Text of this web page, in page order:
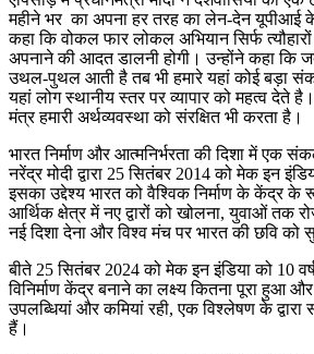
महीने भर का अपना हर तरह का लेन-देन यूपीआई
कहा कि वोकल फार लोकल अभियान सिर्फ
अपनाने की आदत डालनी होगी। उन्होंने कहा कि
उथल-पुथल आती है तब भी हमारे यहां कोई बड़ा
यहां लोग स्थानीय स्तर पर व्यापार को महत्व देते
मंत्र हमारी अर्थव्यवस्था को संरक्षित भी करता है।
भारत निर्माण और आत्मनिर्भरता की दिशा में एक
नरेंद्र मोदी द्वारा 25 सितंबर 2014 को मेक इन
इसका उद्देश्य भारत को वैश्विक निर्माण के केंद्र के
आर्थिक क्षेत्र में नए द्वारों को खोलना, युवाओं तक
नई दिशा देना और विश्व मंच पर भारत की छवि को
बीते 25 सितंबर 2024 को मेक इन इंडिया को 10
विनिर्माण केंद्र बनाने का लक्ष्य कितना पूरा हुआ
उपलब्धियां और कमियां रही, एक विश्लेषण के
हैं।